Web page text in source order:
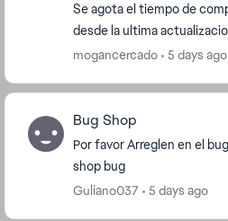
Se agota el tiempo de
desde la ultima
mogancercado
5 days ago
Bug Shop
Por favor Arreglen en el
shop bug
Guliano037
5 days ago